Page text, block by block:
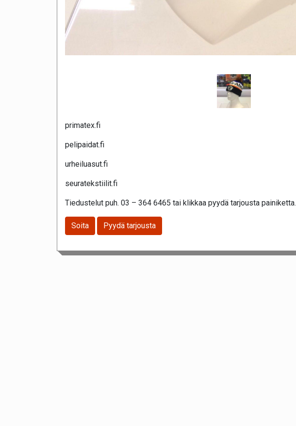
primatex.fi
pelipaidat.fi
urheiluasut.fi
seuratekstiilit.fi
Tiedustelut puh. 03 – 364 6465 tai klikkaa pyydä tarjousta painiketta.
Soita Pyydä tarjousta